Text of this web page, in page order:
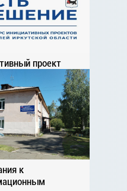
проект
к